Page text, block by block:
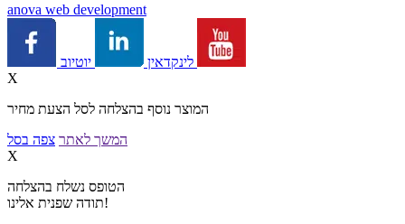
anova web development
לינקדאין
X
המוצר נוסף בהצלחה לסל הצעת מחיר
המשך לאתר צפה בסל
X
הטופס נשלח בהצלחה
תודה שפנית אלינו!